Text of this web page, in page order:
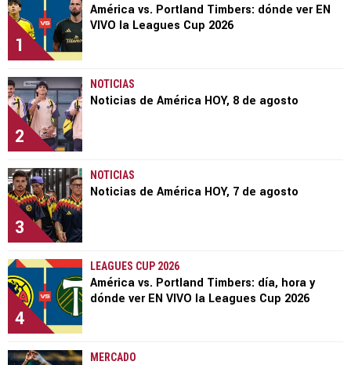
1
América vs. Portland Timbers: dónde ver EN
VIVO la Leagues Cup 2026
2
NOTICIAS
Noticias de América HOY, 8 de agosto
3
NOTICIAS
Noticias de América HOY, 7 de agosto
4
LEAGUES CUP 2026
América vs. Portland Timbers: día, hora y
dónde ver EN VIVO la Leagues Cup 2026
MERCADO